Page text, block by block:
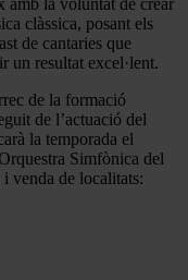
clàssica, posant els
de cantaries que
un resultat excel·lent.
de la formació
de l’actuació del
la temporada el
Simfònica del
venda de localitats: